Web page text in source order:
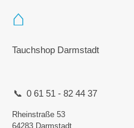
Tauchshop Darmstadt
0 61 51 - 82 44 37
Rheinstraße 53
64283 Darmstadt